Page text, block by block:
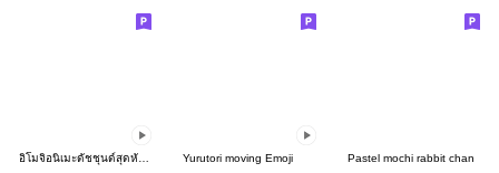
Yurutori moving Emoji Pastel mochi rabbit chan